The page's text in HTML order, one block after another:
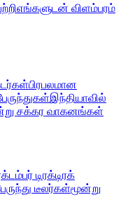
எங்களுடன் விளம்பரம்
பிரபலமான
இந்தியாவில்
சக்கர வாகனங்கள்
டம்பர் டிரக்டிரக்
டீலர்கள்மூன்று